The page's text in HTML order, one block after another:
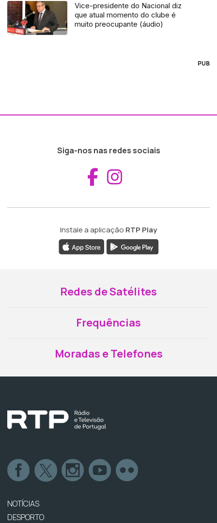
Vice-presidente do Nacional diz
que atual momento do clube é
muito preocupante (áudio)
PUB
Siga-nos nas redes sociais
Aceder ao
Instale a aplicação RTP Play
Redes de Satélites
Frequências
Moradas e Telefones
NOTÍCIAS
DESPORTO